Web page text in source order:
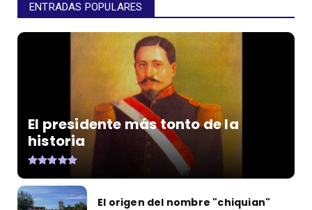
ENTRADAS POPULARES
El presidente más tonto de la
historia
El origen del nombre "chiquian"